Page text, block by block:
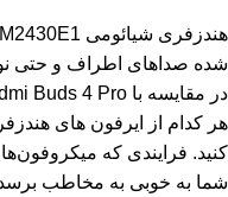
در مقایسه با Redmi Buds 4 Pro سه برابر شده است.
کنید. فرایندی که